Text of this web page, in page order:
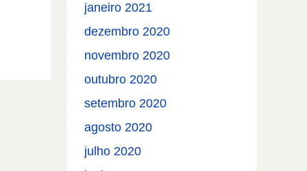
janeiro 2021
dezembro 2020
novembro 2020
outubro 2020
setembro 2020
agosto 2020
julho 2020